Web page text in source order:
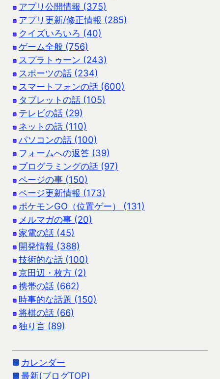
アプリ公開情報 (375)
アプリ更新/修正情報 (285)
クイズいろいろ (40)
ゲーム全般 (756)
スプラトゥーン (243)
スポーツの話 (234)
スマートフォンの話 (600)
タブレットの話 (105)
テレビの話 (29)
ネットの話 (110)
パソコンの話 (100)
フォームへの返答 (39)
プログラミングの話 (97)
ページの事 (150)
ページ更新情報 (173)
ポケモンGO（位置ゲー） (131)
メルマガの事 (20)
家電の話 (45)
開発情報 (388)
技術的な話 (100)
京田辺・枚方 (2)
携帯の話 (662)
時事的な話題 (150)
将棋の話 (66)
独り言 (89)
カレンダー
最新(ブログTOP)